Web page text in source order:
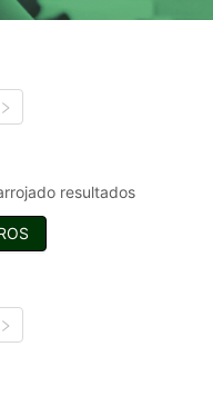
resultados